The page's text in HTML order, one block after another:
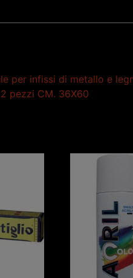
per infissi di metallo e
pezzi CM. 36X60